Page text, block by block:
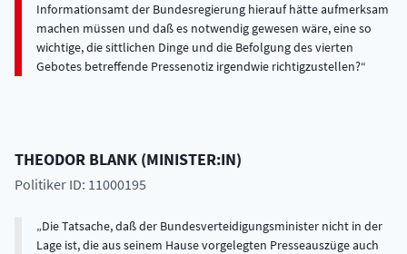
Informationsamt der Bundesregierung hierauf hätte aufmerksam
machen müssen und daß es notwendig gewesen wäre, eine so
wichtige, die sittlichen Dinge und die Befolgung des vierten
Gebotes betreffende Pressenotiz irgendwie richtigzustellen?
THEODOR BLANK (MINISTER:IN)
Politiker ID: 11000195
Die Tatsache, daß der Bundesverteidigungsminister nicht in der
Lage ist, die aus seinem Hause vorgelegten Presseauszüge auch